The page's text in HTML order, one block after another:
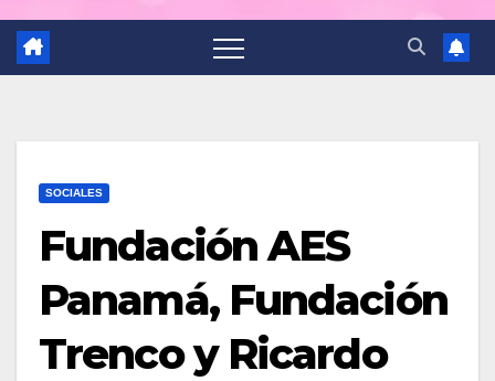
SOCIALES
Fundación AES
Panamá, Fundación
Trenco y Ricardo